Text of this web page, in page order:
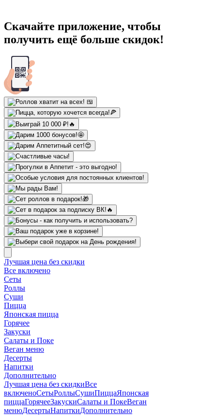
Скачайте приложение, чтобы
получить ещё больше скидок!
Лучшая цена без скидки
Все включено
Сеты
Роллы
Суши
Пицца
Японская пицца
Горячее
Закуски
Салаты и Поке
Веган меню
Десерты
Напитки
Дополнительно
Лучшая цена без скидкиВсе
включеноСетыРоллыСушиПиццаЯпонская
пиццаГорячееЗакускиСалаты и ПокеВеган
менюДесертыНапиткиДополнительно